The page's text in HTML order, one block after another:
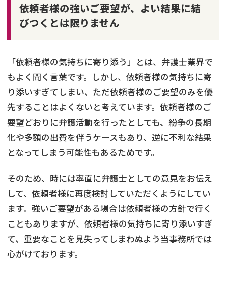
依頼者様の強いご要望が、よい結果に結
びつくとは限りません
「依頼者様の気持ちに寄り添う」とは、弁護士業界で
もよく聞く言葉です。しかし、依頼者様の気持ちに寄
り添いすぎてしまい、ただ依頼者様のご要望のみを優
先することはよくないと考えています。依頼者様のご
要望どおりに弁護活動を行ったとしても、紛争の長期
化や多額の出費を伴うケースもあり、逆に不利な結果
となってしまう可能性もあるためです。
そのため、時には率直に弁護士としての意見をお伝え
して、依頼者様に再度検討していただくようにしてい
ます。強いご要望がある場合は依頼者様の方針で行く
こともありますが、依頼者様の気持ちに寄り添いすぎ
て、重要なことを見失ってしまわぬよう当事務所では
心がけております。